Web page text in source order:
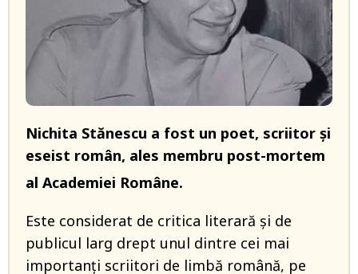
Nichita Stănescu a fost un poet, scriitor și
eseist român, ales membru post-mortem
al Academiei Române.
Este considerat de critica literară și de
publicul larg drept unul dintre cei mai
importanți scriitori de limbă română, pe